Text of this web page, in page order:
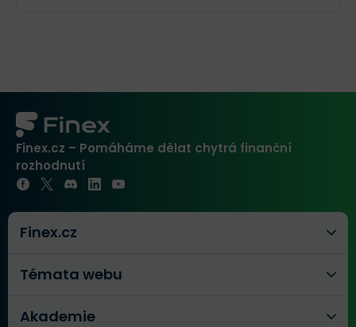
Finex.cz – Pomáháme dělat chytrá finanční
rozhodnutí
Finex.cz
Témata webu
Akademie